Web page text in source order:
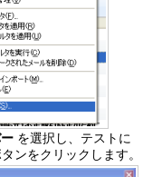
を選択し、テストに
ンをクリックします。